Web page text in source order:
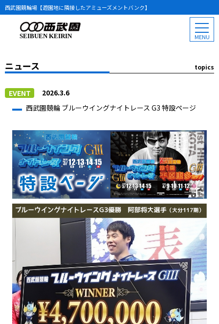
西武園競輪場【遊園地に隣接したアミューズメントバンク】
SEIBUEN KEIRIN
ニュース topics
EVENT
2026.3.6
西武園競輪 ブルーウイングナイトレース G3 特設ページ